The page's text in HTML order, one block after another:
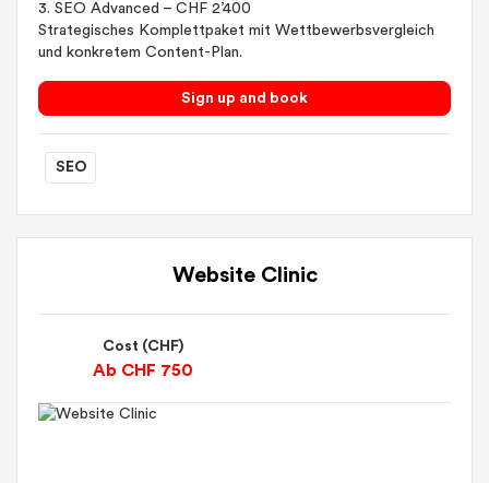
3. SEO Advanced – CHF 2’400
Strategisches Komplettpaket mit Wettbewerbsvergleich
und konkretem Content-Plan.
Sign up and book
SEO
Website Clinic
Cost (CHF)
Ab CHF 750